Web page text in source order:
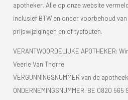
apotheker. Alle op onze website
inclusief BTW en onder voorbehoud van
prijswijzigingen en of typfouten.
VERANTWOORDELIJKE APOTHEKER:
Veerle Van Thorre
VERGUNNINGSNUMMER van de
ONDERNEMINGSNUMMER: BE 0820 565